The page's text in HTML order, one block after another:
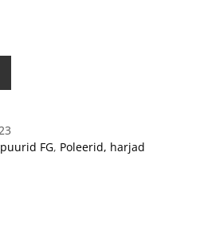
FG, Poleerid, harjad